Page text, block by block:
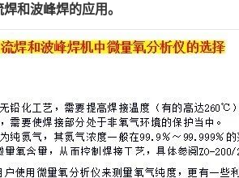
和波峰焊的应用。